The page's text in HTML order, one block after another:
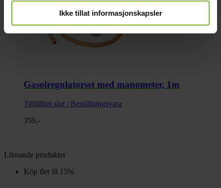
Ikke tillat informasjonskapsler
Gasolregulatorset med manometer, 1m
Tillfälligt slut / Beställningsvara
359,-
Liknande produkter
Köp fler få 15%